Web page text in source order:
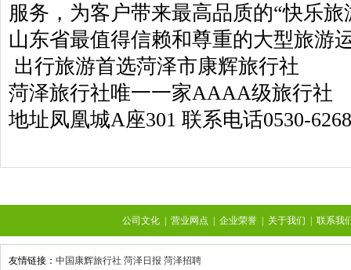
服务，为客户带来最高品质的“快乐
山东省最值得信赖和尊重的大型旅游
出行旅游首选菏泽市康辉旅行社
菏泽旅行社唯一一家AAAA级旅行社
地址凤凰城A座301 联系电话0530-
公司文化 营业网点 企业荣誉 关于我们 联系我
友情链接： 中国康辉旅行社 菏泽日报 菏泽招聘